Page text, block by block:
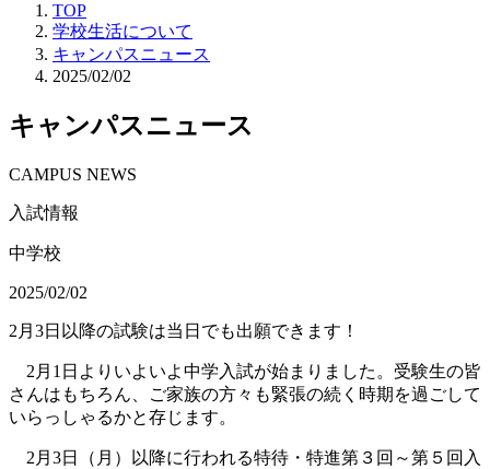
TOP
学校生活について
キャンパスニュース
2025/02/02
キャンパスニュース
CAMPUS NEWS
入試情報
中学校
2025/02/02
2月3日以降の試験は当日でも出願できます！
2月1日よりいよいよ中学入試が始まりました。受験生の皆
さんはもちろん、ご家族の方々も緊張の続く時期を過ごして
いらっしゃるかと存じます。
2月3日（月）以降に行われる特待・特進第３回～第５回入